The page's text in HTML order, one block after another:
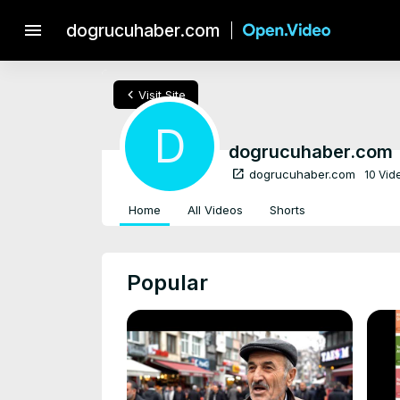
menu dogrucuhaber.com
chevron_left Visit Site
D dogrucuhaber.com
open_in_new dogrucuhaber.com 10
Home All Videos Shorts
Popular